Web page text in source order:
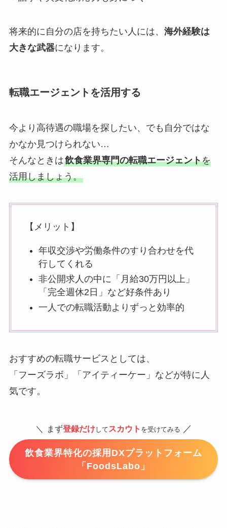
将来的に自分の店を持ちたい人には、 海外経験は
大きな武器になります。
転職エージェントを活用する
今より高待遇の職場を探したい、でも自分ではな
かなか見つけられない…
そんなときは飲食業界専門の転職エージェントを
活用しましょう。
【メリット】
年収交渉や労働条件のすり合わせを代
行してくれる
非公開求人の中に「月給30万円以上」
「完全週休2日」など好条件あり
一人での転職活動よりずっと効率的
おすすめの転職サービスとしては、
「フーズラボ」「アイティーケー」などが特に人
気です。
＼ まず登録だけして スカウト を受けてみる ／
飲食業界特化の採用DXプラットフォーム
「FoodsLabo」